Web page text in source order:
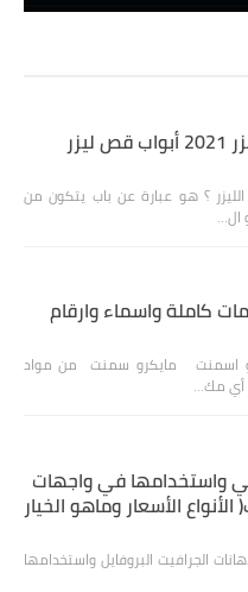
كتالوج ابواب حديد ليزر 2021 أبواب قص ليزر
‏ماهو باب حديد الليزر ؟ هو عبارة عن باب يتكون من
ال…
كاملة واسماء وارقام
اسمنت مايكرو سمنت من مواد
أي مك…
واستخدامها في واجهات
الأسعار وماهو الخيار
الجرافيت البروفايل واستخدامها